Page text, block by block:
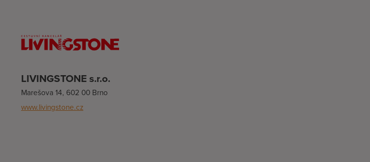
LIVINGSTONE s.r.o.
Marešova 14, 602 00 Brno
www.livingstone.cz